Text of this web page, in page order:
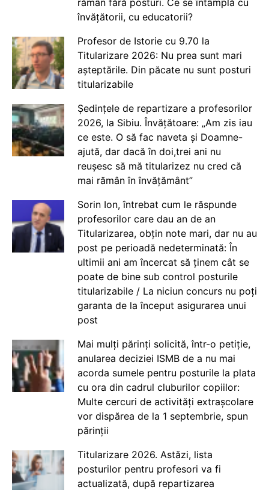
rămân fără posturi. Ce se întâmplă cu
învățătorii, cu educatorii?
Profesor de Istorie cu 9.70 la
Titularizare 2026: Nu prea sunt mari
așteptările. Din păcate nu sunt posturi
titularizabile
Ședințele de repartizare a profesorilor
2026, la Sibiu. Învățătoare: „Am zis iau
ce este. O să fac naveta și Doamne-
ajută, dar dacă în doi,trei ani nu
reușesc să mă titularizez nu cred că
mai rămân în învățământ”
Sorin Ion, întrebat cum le răspunde
profesorilor care dau an de an
Titularizarea, obțin note mari, dar nu au
post pe perioadă nedeterminată: În
ultimii ani am încercat să ținem cât se
poate de bine sub control posturile
titularizabile / La niciun concurs nu poți
garanta de la început asigurarea unui
post
Mai mulți părinți solicită, într-o petiție,
anularea deciziei ISMB de a nu mai
acorda sumele pentru posturile la plata
cu ora din cadrul cluburilor copiilor:
Multe cercuri de activități extrașcolare
vor dispărea de la 1 septembrie, spun
părinții
Titularizare 2026. Astăzi, lista
posturilor pentru profesori va fi
actualizată, după repartizarea